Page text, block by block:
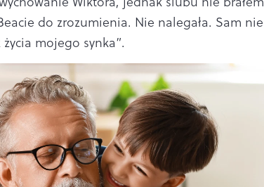
do zrozumienia. Nie nalegała. Sam nie
mojego synka”.